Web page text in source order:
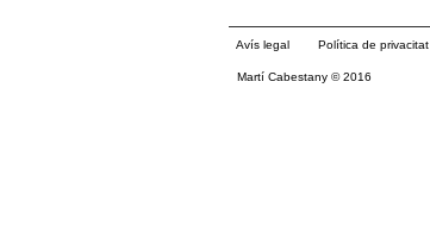
Avís legal Política de privacitat
Martí Cabestany © 2016